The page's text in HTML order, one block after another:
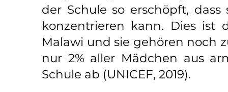
der Schule so erschöpft,
konzentrieren kann. Dies ist
Malawi und sie gehören noch
nur 2% aller Mädchen aus
Schule ab (UNICEF, 2019).